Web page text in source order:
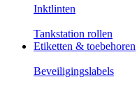
Inktlinten
Tankstation rollen
Etiketten & toebehoren
Beveiligingslabels